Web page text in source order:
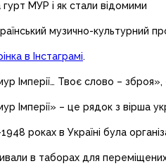
музично-культурний
в Інстаграмі.
Імперії… Твоє слово – зброя»,
Імперії» – це рядок з вірша
роках в Україні була
в таборах для